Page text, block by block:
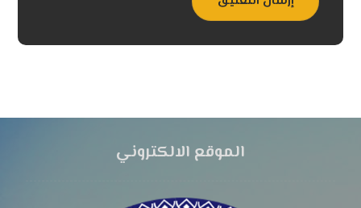
الموقع الالكتروني